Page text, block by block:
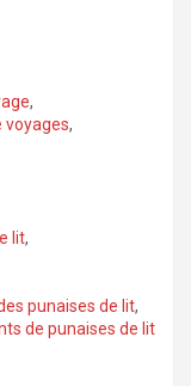
,
voyages,
lit,
punaises de lit,
de punaises de lit